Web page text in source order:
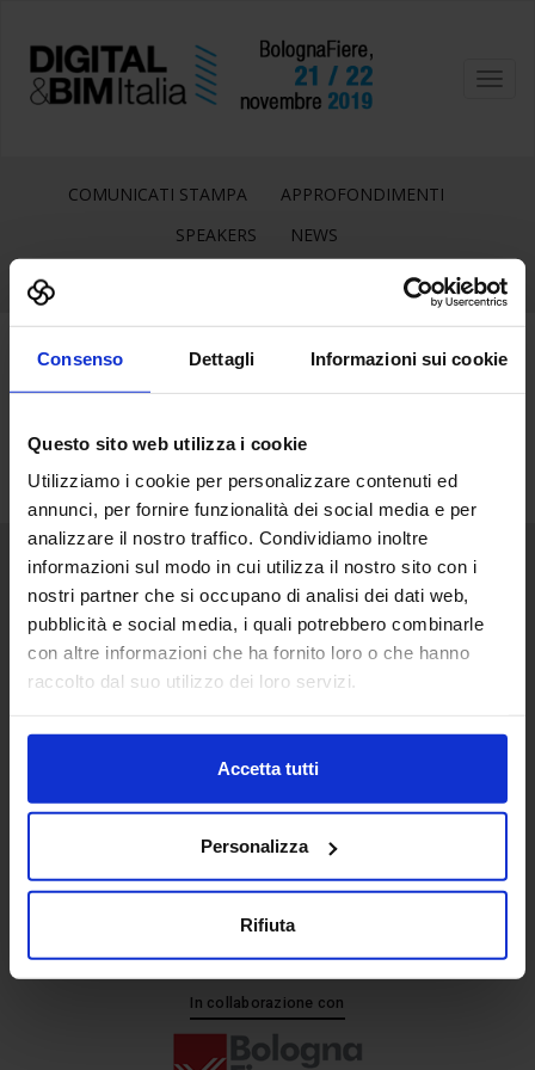
Consenso Dettagli Informazioni sui cookie
Questo sito web utilizza i cookie
Utilizziamo i cookie per personalizzare contenuti ed
annunci, per fornire funzionalità dei social media e per
analizzare il nostro traffico. Condividiamo inoltre
informazioni sul modo in cui utilizza il nostro sito con i
nostri partner che si occupano di analisi dei dati web,
pubblicità e social media, i quali potrebbero combinarle
con altre informazioni che ha fornito loro o che hanno
raccolto dal suo utilizzo dei loro servizi.
Accetta tutti
Personalizza
Rifiuta
COMUNICATI STAMPA
APPROFONDIMENTI
SPEAKERS
NEWS
Senaf srl
+ 39 051.325511
+ 39 02.332039460
In collaborazione con